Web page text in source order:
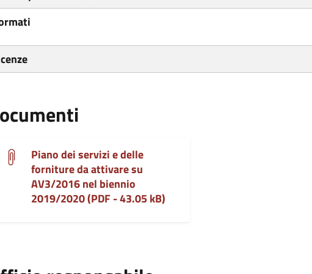
Piano dei servizi e delle
forniture da attivare su
AV3/2016 nel biennio
2019/2020 (PDF - 43.05 kB)